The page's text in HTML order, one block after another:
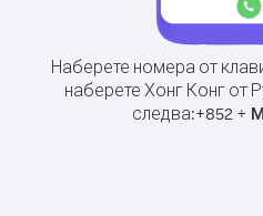
Наберете номера от
наберете Хонг Конг от
следва:+852+